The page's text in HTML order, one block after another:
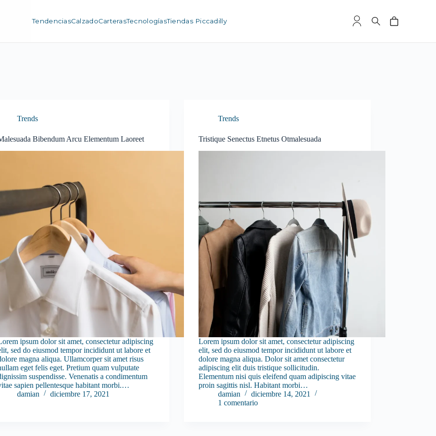
TendenciasCalzadoCarterasTecnologíasTiendas Piccadilly
Trends
Bibendum Arcu Elementum Laoreet
ipsum dolor sit amet, consectetur adipiscing
sed do eiusmod tempor incididunt ut labore et
magna aliqua. Ullamcorper sit amet risus
eget felis eget. Pretium quam vulputate
suspendisse. Venenatis a condimentum
sapien pellentesque habitant morbi.…
damian
diciembre 17, 2021
Trends
Tristique Senectus Etnetus Otmalesuada
Lorem ipsum dolor sit amet, consectetur adipiscing
elit, sed do eiusmod tempor incididunt ut labore et
dolore magna aliqua. Dolor sit amet consectetur
adipiscing elit duis tristique sollicitudin.
Elementum nisi quis eleifend quam adipiscing vitae
proin sagittis nisl. Habitant morbi…
damian
diciembre 14, 2021
1 comentario